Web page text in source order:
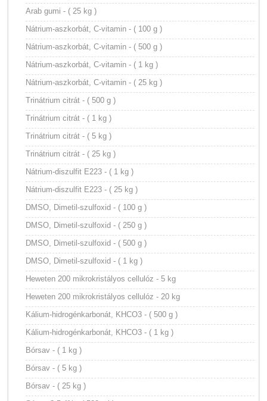
Arab gumi - ( 25 kg )
Nátrium-aszkorbát, C-vitamin - ( 100 g )
Nátrium-aszkorbát, C-vitamin - ( 500 g )
Nátrium-aszkorbát, C-vitamin - ( 1 kg )
Nátrium-aszkorbát, C-vitamin - ( 25 kg )
Trinátrium citrát - ( 500 g )
Trinátrium citrát - ( 1 kg )
Trinátrium citrát - ( 5 kg )
Trinátrium citrát - ( 25 kg )
Nátrium-diszulfit E223 - ( 1 kg )
Nátrium-diszulfit E223 - ( 25 kg )
DMSO, Dimetil-szulfoxid - ( 100 g )
DMSO, Dimetil-szulfoxid - ( 250 g )
DMSO, Dimetil-szulfoxid - ( 500 g )
DMSO, Dimetil-szulfoxid - ( 1 kg )
Heweten 200 mikrokristályos cellulóz - 5 kg
Heweten 200 mikrokristályos cellulóz - 20 kg
Kálium-hidrogénkarbonát, KHCO3 - ( 500 g )
Kálium-hidrogénkarbonát, KHCO3 - ( 1 kg )
Bórsav - ( 1 kg )
Bórsav - ( 5 kg )
Bórsav - ( 25 kg )